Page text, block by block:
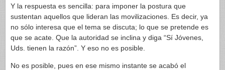
Y la respuesta es sencilla: para imponer la postura que
sustentan aquellos que lideran las movilizaciones. Es decir, ya
no sólo interesa que el tema se discuta; lo que se pretende es
que se acate. Que la autoridad se inclina y diga “Sí Jóvenes,
Uds. tienen la razón”. Y eso no es posible.
No es posible, pues en ese mismo instante se acabó el